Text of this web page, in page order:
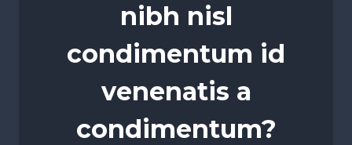
nibh nisl
condimentum id
venenatis a
condimentum?